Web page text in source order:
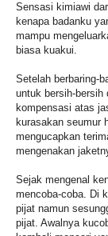
Sensasi kimiawi
kenapa badanku
mampu
biasa kuakui.
Setelah berbaring-
untuk bersih-bersih
kompensasi atas
kurasakan seumur
mengucapkan
mengenakan
Sejak mengenal
mencoba-coba. Di
pijat namun
pijat. Awalnya